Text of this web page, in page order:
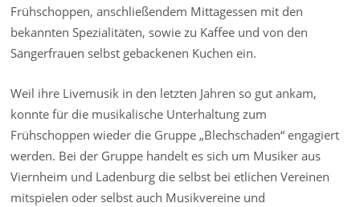
Frühschoppen, anschließendem Mittagessen mit den
bekannten Spezialitäten, sowie zu Kaffee und von den
Sängerfrauen selbst gebackenen Kuchen ein.
Weil ihre Livemusik in den letzten Jahren so gut ankam,
konnte für die musikalische Unterhaltung zum
Frühschoppen wieder die Gruppe „Blechschaden“ engagiert
werden. Bei der Gruppe handelt es sich um Musiker aus
Viernheim und Ladenburg die selbst bei etlichen Vereinen
mitspielen oder selbst auch Musikvereine und